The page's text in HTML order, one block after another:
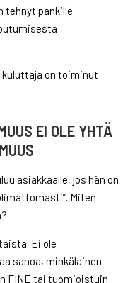
tehnyt pankille
on toiminut
EI OLE YHTÄ
asiakkaalle, jos hän on
Miten
Ei ole
sanoa, minkälainen
FINE tai tuomioistuin